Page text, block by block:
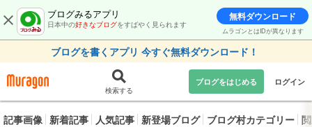
ブログみるアプリ
日本中の好きなブログをすばやく見られます
無料ダウンロード
ムラゴンとはIDが異なります
ブログを書くアプリ 今すぐ無料ダウンロード！
検索する
ブログをはじめる ログイン
記事画像 新着記事 人気記事 新登場ブログ ブログ村カテゴリー